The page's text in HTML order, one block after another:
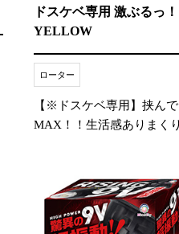
ドスケベ専用 激ぶるっ
YELLOW
ローター
【※ドスケベ専用】挟ん
MAX！！生活感ありまく